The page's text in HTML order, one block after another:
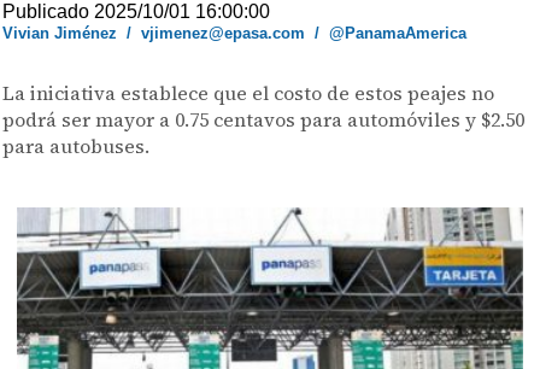
Publicado 2025/10/01 16:00:00
Vivian Jiménez /vjimenez@epasa.com /@PanamaAmerica
La iniciativa establece que el costo de estos peajes no
podrá ser mayor a 0.75 centavos para automóviles y $2.50
para autobuses.